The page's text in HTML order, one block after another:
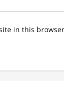
in this